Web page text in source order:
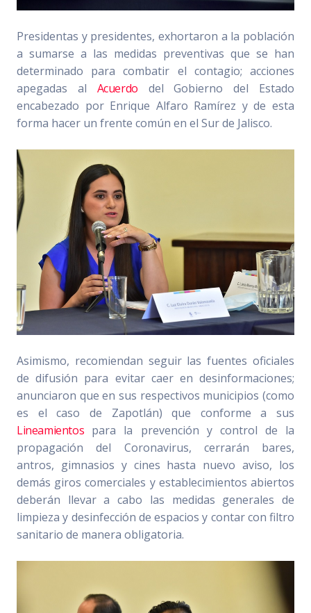
Presidentas y presidentes, exhortaron a la población
a sumarse a las medidas preventivas que se han
determinado para combatir el contagio; acciones
apegadas al Acuerdo del Gobierno del Estado
encabezado por Enrique Alfaro Ramírez y de esta
forma hacer un frente común en el Sur de Jalisco.
Asimismo, recomiendan seguir las fuentes oficiales
de difusión para evitar caer en desinformaciones;
anunciaron que en sus respectivos municipios (como
es el caso de Zapotlán) que conforme a sus
Lineamientos para la prevención y control de la
propagación del Coronavirus, cerrarán bares,
antros, gimnasios y cines hasta nuevo aviso, los
demás giros comerciales y establecimientos abiertos
deberán llevar a cabo las medidas generales de
limpieza y desinfección de espacios y contar con filtro
sanitario de manera obligatoria.